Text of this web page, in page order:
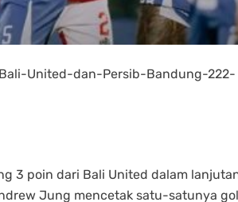
United-dan-Persib-Bandung-222-
3 poin dari Bali United dalam
Jung mencetak satu-satunya